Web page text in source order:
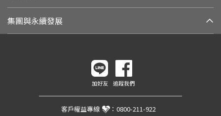
集團與永續發展
加好友 追蹤我們
客戶權益專線 ： 0800-211-922